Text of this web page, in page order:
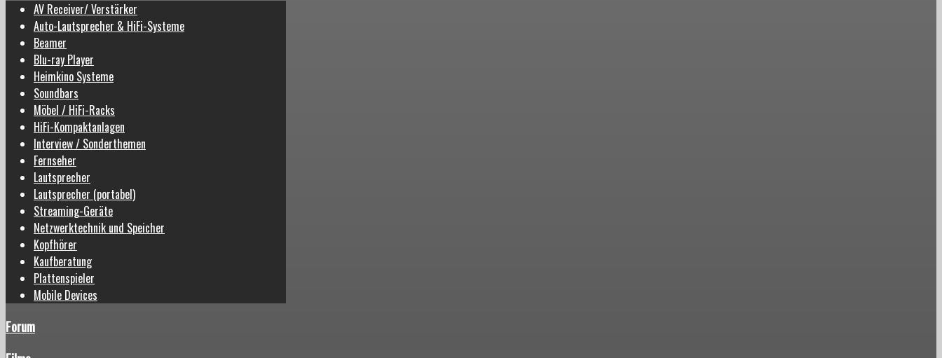
AV Receiver/ Verstärker
Auto-Lautsprecher & HiFi-Systeme
Beamer
Blu-ray Player
Heimkino Systeme
Soundbars
Möbel / HiFi-Racks
HiFi-Kompaktanlagen
Interview / Sonderthemen
Fernseher
Lautsprecher
Lautsprecher (portabel)
Streaming-Geräte
Netzwerktechnik und Speicher
Kopfhörer
Kaufberatung
Plattenspieler
Mobile Devices
Forum